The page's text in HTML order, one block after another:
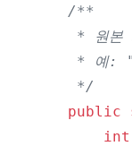
     */
public
int